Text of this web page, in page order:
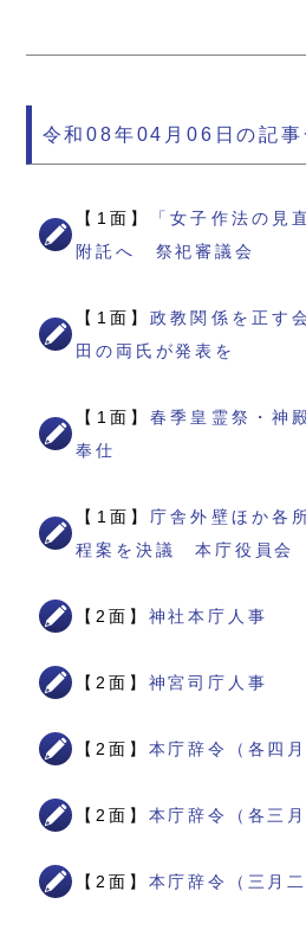
令和08年04月06日の記事
【1面】
「女子作法の
附託へ 祭祀審議会
【1面】政教関係を正す
田の両氏が発表を
【1面】春季皇霊祭・神
奉仕
【1面】 庁舎外壁ほか各
程案を決議 本庁役員会
【2面】 神社本庁人事
【2面】 神宮司庁人事
【2面】 本庁辞令（各四月
【2面】 本庁辞令（各三
【2面】 本庁辞令（三月二